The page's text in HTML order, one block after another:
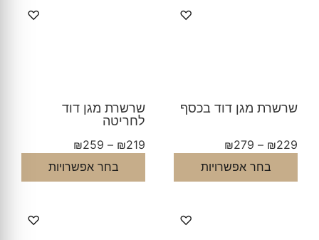
♡
שרשרת מגן דוד בכסף
₪229
–
₪279
בחר אפשרויות
♡
שרשרת מגן דוד
לחריטה
₪219
–
₪259
בחר אפשרויות
♡
♡